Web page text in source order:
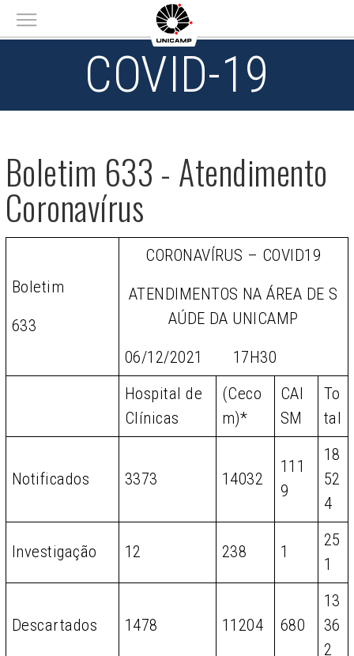
Main menu
COVID-19
Boletim 633 - Atendimento
Coronavírus
Boletim
633
CORONAVÍRUS – COVID19
ATENDIMENTOS NA ÁREA DE S
AÚDE DA UNICAMP
06/12/2021 17H30
Hospital de
Clínicas
(Ceco
m)*
CAI
SM
To
tal
Notificados 3373 14032
111
9
18
52
4
Investigação 12 238 1
25
1
Descartados 1478 11204 680
13
36
2